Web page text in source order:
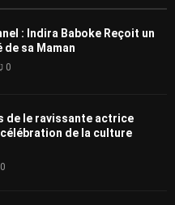
: Indira Baboke Reçoit un
de sa Maman
0
de le ravissante actrice
célébration de la culture
0